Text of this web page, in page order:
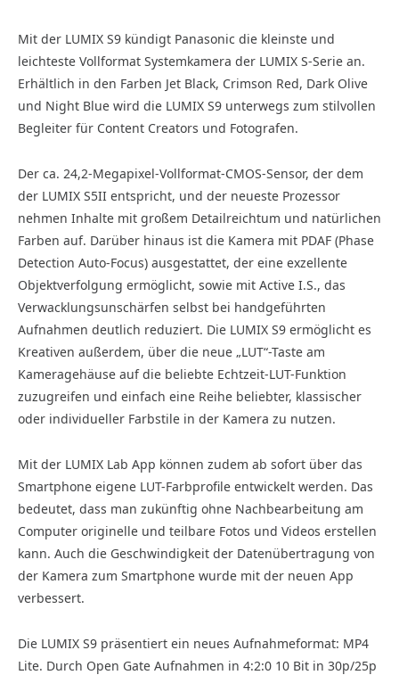
Mit der LUMIX S9 kündigt Panasonic die kleinste und
leichteste Vollformat Systemkamera der LUMIX S-Serie an.
Erhältlich in den Farben Jet Black, Crimson Red, Dark Olive
und Night Blue wird die LUMIX S9 unterwegs zum stilvollen
Begleiter für Content Creators und Fotografen.
Der ca. 24,2-Megapixel-Vollformat-CMOS-Sensor, der dem
der LUMIX S5II entspricht, und der neueste Prozessor
nehmen Inhalte mit großem Detailreichtum und natürlichen
Farben auf. Darüber hinaus ist die Kamera mit PDAF (Phase
Detection Auto-Focus) ausgestattet, der eine exzellente
Objektverfolgung ermöglicht, sowie mit Active I.S., das
Verwacklungsunschärfen selbst bei handgeführten
Aufnahmen deutlich reduziert. Die LUMIX S9 ermöglicht es
Kreativen außerdem, über die neue „LUT“-Taste am
Kameragehäuse auf die beliebte Echtzeit-LUT-Funktion
zuzugreifen und einfach eine Reihe beliebter, klassischer
oder individueller Farbstile in der Kamera zu nutzen.
Mit der LUMIX Lab App können zudem ab sofort über das
Smartphone eigene LUT-Farbprofile entwickelt werden. Das
bedeutet, dass man zukünftig ohne Nachbearbeitung am
Computer originelle und teilbare Fotos und Videos erstellen
kann. Auch die Geschwindigkeit der Datenübertragung von
der Kamera zum Smartphone wurde mit der neuen App
verbessert.
Die LUMIX S9 präsentiert ein neues Aufnahmeformat: MP4
Lite. Durch Open Gate Aufnahmen in 4:2:0 10 Bit in 30p/25p